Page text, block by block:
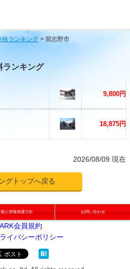
検ランキング> 習志野市
ランキング
9,800円
18,875円
2026/08/09 現在
グトップへ戻る
個人情報保護方針 お問い合わせ